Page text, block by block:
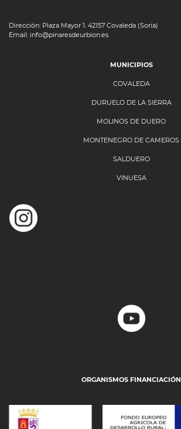
Dirección: Plaza Mayor 1. 42157 Covaleda (Soria)
Email: info@pinaresdeurbion.es
MUNICIPIOS
COVALEDA
DURUELO DE LA SIERRA
MOLINOS DE DUERO
MONTENEGRO DE CAMEROS
SALDUERO
VINUESA
ORGANISMOS FINANCIACIÓN